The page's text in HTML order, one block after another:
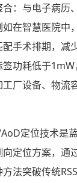
：与电子病历
在智慧医院中
手术排期，减
功耗低于
厂设备、物流
定位技术是
定位方案，通
法突破传统